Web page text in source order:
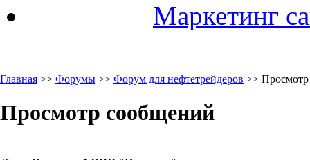
Маркетинг
Главная >> Форумы >> Форум для нефтетрейдеров >>
Просмотр сообщений